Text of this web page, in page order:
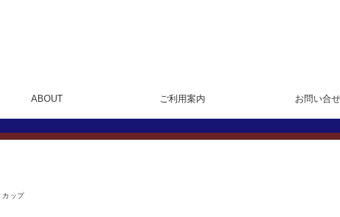
ABOUT ご利用案内 お問い合せ
カップ